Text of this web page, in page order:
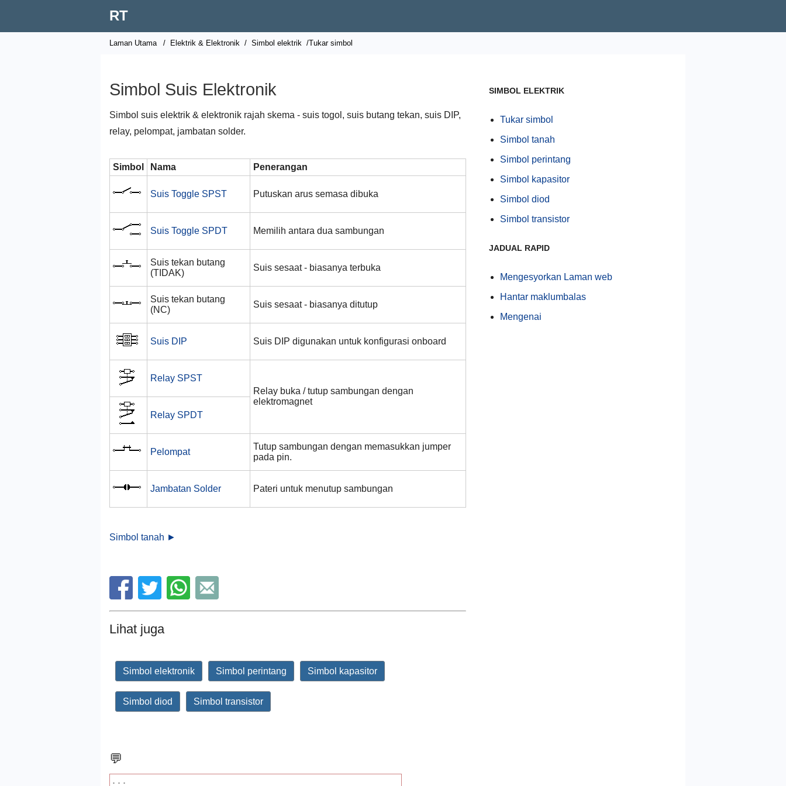
RT
Laman Utama / Elektrik & Elektronik / Simbol elektrik /Tukar simbol
Simbol Suis Elektronik
Simbol suis elektrik & elektronik rajah skema - suis togol, suis butang tekan, suis DIP,
relay, pelompat, jambatan solder.
Simbol Nama Penerangan
Suis Toggle SPST Putuskan arus semasa dibuka
Suis Toggle SPDT Memilih antara dua sambungan
Suis tekan butang
(TIDAK)
Suis sesaat - biasanya terbuka
Suis tekan butang
(NC)
Suis sesaat - biasanya ditutup
Suis DIP Suis DIP digunakan untuk konfigurasi onboard
Relay SPST
Relay buka / tutup sambungan dengan
elektromagnet
Relay SPDT
Pelompat
Tutup sambungan dengan memasukkan jumper
pada pin.
Jambatan Solder Pateri untuk menutup sambungan
Simbol tanah ►
Lihat juga
Simbol elektronik Simbol perintang Simbol kapasitor
Simbol diod Simbol transistor
💬
SIMBOL ELEKTRIK
Tukar simbol
Simbol tanah
Simbol perintang
Simbol kapasitor
Simbol diod
Simbol transistor
JADUAL RAPID
Mengesyorkan Laman web
Hantar maklumbalas
Mengenai